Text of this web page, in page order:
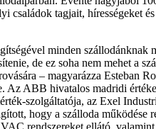
családok tagjait, hírességeket
minden szállodánknak
de ez soha nem mehet a
– magyarázza Esteban
Az ABB hivatalos madridi
szolgáltatója, az Exel
hogy a szálloda működése
rendszereket ellátó,